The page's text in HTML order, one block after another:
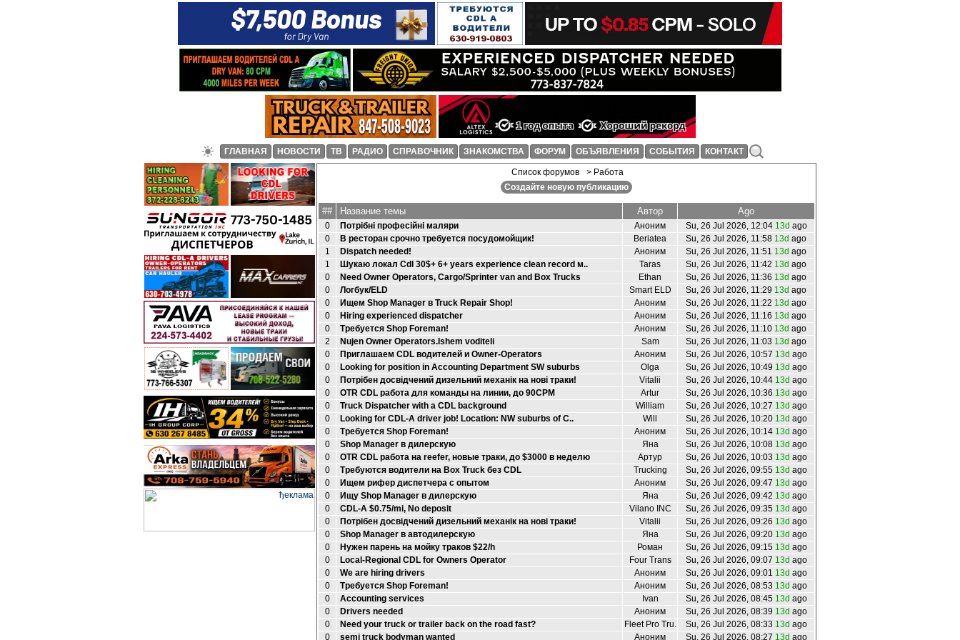
ГЛАВНАЯ НОВОСТИ ТВ РАДИО СПРАВОЧНИК ЗНАКОМСТВА ФОРУМ ОБЪЯВЛЕНИЯ СОБЫТИЯ КОНТАКТ
Список форумов
> Работа
Создайте новую публикацию
## Название темы Автор Ago
0 Потрібні професійні маляри Аноним Su, 26 Jul 2026, 12:04 13d ago
0
В ресторан срочно требуется посудомойщик! Beriatea Su, 26 Jul 2026, 11:58 13d ago
1
Dispatch needed! Аноним Su, 26 Jul 2026, 11:51 13d ago
1
Шукаю локал Cdl 30$+ 6+ years experience clean record м.. Taras Su, 26 Jul 2026, 11:42 13d ago
0
Need Owner Operators, Cargo/Sprinter van and Box Trucks Ethan Su, 26 Jul 2026, 11:36 13d ago
0
Логбук/ELD Smart ELD Su, 26 Jul 2026, 11:29 13d ago
0
Ищем Shop Manager в Truck Repair Shop! Аноним Su, 26 Jul 2026, 11:22 13d ago
0
Hiring experienced dispatcher Аноним Su, 26 Jul 2026, 11:16 13d ago
0
Требуется Shop Foreman! Аноним Su, 26 Jul 2026, 11:10 13d ago
2
Nujen Owner Operators.Ishem voditeli Sam Su, 26 Jul 2026, 11:03 13d ago
0
Приглашаем CDL водителей и Owner-Operators Аноним Su, 26 Jul 2026, 10:57 13d ago
0
Looking for position in Accounting Department SW suburbs Olga Su, 26 Jul 2026, 10:49 13d ago
0
Потрібен досвідчений дизельний механік на нові траки! Vitalii Su, 26 Jul 2026, 10:44 13d ago
0
OTR CDL работа для команды на линии, до 90CPM Artur Su, 26 Jul 2026, 10:36 13d ago
0
Truck Dispatcher with a CDL background William Su, 26 Jul 2026, 10:27 13d ago
0
Looking for CDL-A driver job! Location: NW suburbs of C.. Will Su, 26 Jul 2026, 10:20 13d ago
0
Требуется Shop Foreman! Аноним Su, 26 Jul 2026, 10:14 13d ago
0
Shop Manager в дилерскую Яна Su, 26 Jul 2026, 10:08 13d ago
0
OTR CDL работа на reefer, новые траки, до $3000 в неделю Артур Su, 26 Jul 2026, 10:03 13d ago
0
Требуются водители на Box Truck без CDL Trucking Su, 26 Jul 2026, 09:55 13d ago
0
Ищем рифер диспетчера с опытом Аноним Su, 26 Jul 2026, 09:47 13d ago
0
Ищу Shop Manager в дилерскую Яна Su, 26 Jul 2026, 09:42 13d ago
0
CDL-A $0.75/mi, No dероsit Vilano INC Su, 26 Jul 2026, 09:35 13d ago
0
Потрібен досвідчений дизельний механік на нові траки! Vitalii Su, 26 Jul 2026, 09:26 13d ago
0
Shop Manager в автодилерскую Яна Su, 26 Jul 2026, 09:20 13d ago
0
Нужен парень на мойку траков $22/h Роман Su, 26 Jul 2026, 09:15 13d ago
0
Local-Regional CDL for Owners Operator Four Trans Su, 26 Jul 2026, 09:07 13d ago
0
We are hiring drivers Аноним Su, 26 Jul 2026, 09:01 13d ago
0
Требуется Shop Foreman! Аноним Su, 26 Jul 2026, 08:53 13d ago
0
Accounting services Ivan Su, 26 Jul 2026, 08:45 13d ago
0
Drivers needed Аноним Su, 26 Jul 2026, 08:39 13d ago
0
Need your truck or trailer back on the road fast? Fleet Pro Tru.. Su, 26 Jul 2026, 08:33 13d ago
0
semi truck bodyman wanted Аноним Su, 26 Jul 2026, 08:27 13d ago